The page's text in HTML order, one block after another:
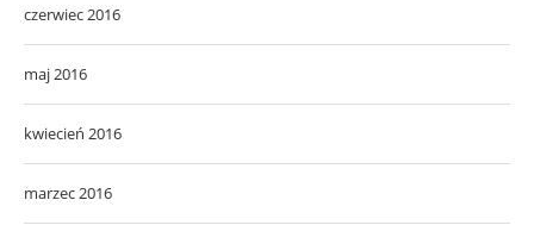
czerwiec 2016
maj 2016
kwiecień 2016
marzec 2016